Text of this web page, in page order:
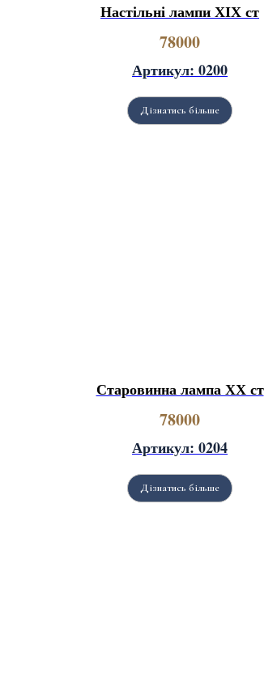
Настільні лампи ХІХ ст
78000
Артикул: 0200
Дізнатись більше
Старовинна лампа ХХ ст
78000
Артикул: 0204
Дізнатись більше